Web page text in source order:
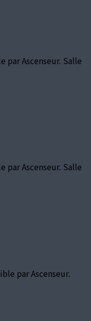
par Ascenseur. Salle
par Ascenseur. Salle
par Ascenseur.